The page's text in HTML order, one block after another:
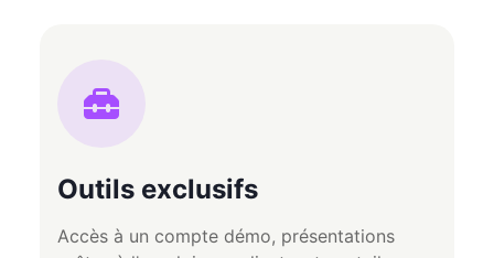
Outils exclusifs
Accès à un compte démo, présentations